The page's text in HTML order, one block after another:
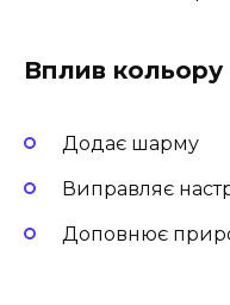
Вплив кольору
Додає шарму
Виправляє
Доповнює